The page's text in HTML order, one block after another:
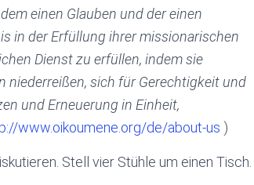
einen Glauben und der einen
in der Erfüllung ihrer missionarischen
Dienst zu erfüllen, indem sie
niederreißen, sich für Gerechtigkeit und
und Erneuerung in Einheit,
www.oikoumene.org/de/about-us )
Stell vier Stühle um einen Tisch.